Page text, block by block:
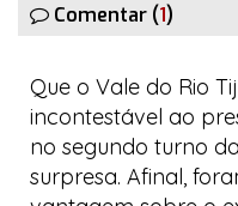
Comentar (1)
Que o Vale do Rio
incontestável ao
no segundo turno
surpresa. Afinal,